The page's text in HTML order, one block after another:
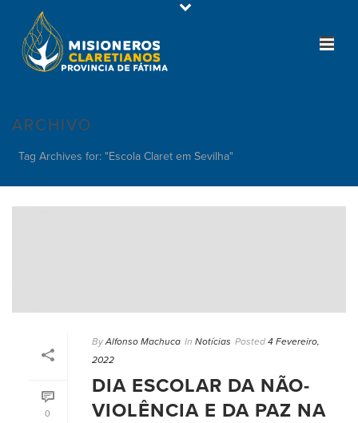
ARCHIVO
Tag Archives for: "Escola Claret em Sevilha"
0
By Alfonso Machuca In Notícias Posted 4 Fevereiro,
2022
DIA ESCOLAR DA NÃO-
VIOLÊNCIA E DA PAZ NA